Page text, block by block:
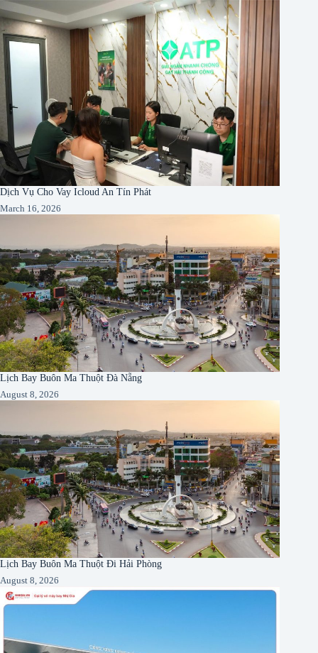
Dịch Vụ Cho Vay Icloud An Tín Phát
March 16, 2026
Lịch Bay Buôn Ma Thuột Đà Nẵng
August 8, 2026
Lịch Bay Buôn Ma Thuột Đi Hải Phòng
August 8, 2026